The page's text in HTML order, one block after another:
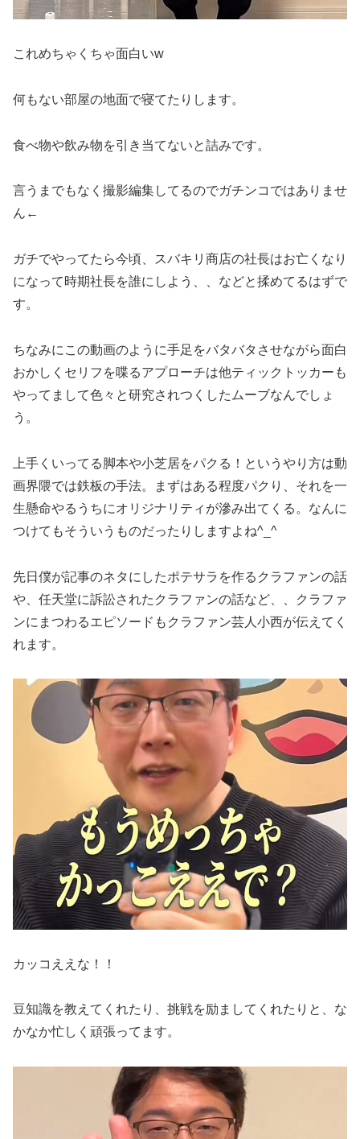
これめちゃくちゃ面白いw
何もない部屋の地面で寝てたりします。
食べ物や飲み物を引き当てないと詰みです。
言うまでもなく撮影編集してるのでガチンコではありませ
ん←
ガチでやってたら今頃、スバキリ商店の社長はお亡くなり
になって時期社長を誰にしよう、、などと揉めてるはずで
す。
ちなみにこの動画のように手足をバタバタさせながら面白
おかしくセリフを喋るアプローチは他ティックトッカーも
やってまして色々と研究されつくしたムーブなんでしょ
う。
上手くいってる脚本や小芝居をパクる！というやり方は動
画界隈では鉄板の手法。まずはある程度パクり、それを一
生懸命やるうちにオリジナリティが滲み出てくる。なんに
つけてもそういうものだったりしますよね^_^
先日僕が記事のネタにしたポテサラを作るクラファンの話
や、任天堂に訴訟されたクラファンの話など、、クラファ
ンにまつわるエピソードもクラファン芸人小西が伝えてく
れます。
カッコええな！！
豆知識を教えてくれたり、挑戦を励ましてくれたりと、な
かなか忙しく頑張ってます。